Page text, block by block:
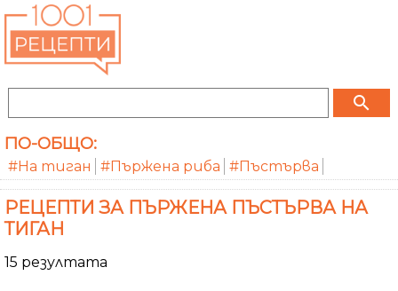
search
ПО-ОБЩО:
#На тиган #Пържена риба #Пъстърва
РЕЦЕПТИ ЗА ПЪРЖЕНА ПЪСТЪРВА НА
ТИГАН
15 резултата